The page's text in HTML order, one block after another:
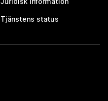
Tjänstens status